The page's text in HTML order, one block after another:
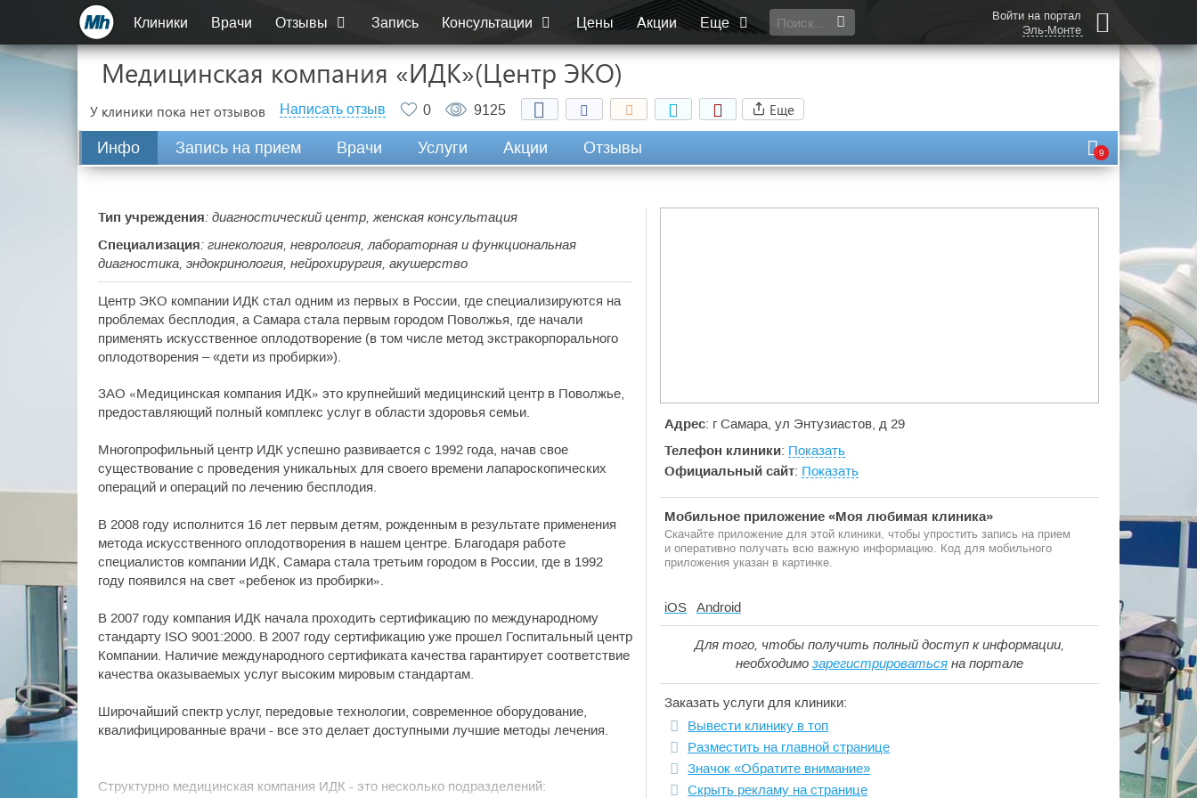
Клиники Врачи Отзывы Запись Консультации Цены Акции Еще
Войти на портал
Эль-Монте
Медицинская компания «ИДК»(Центр ЭКО)
У клиники пока нет отзывов Написать отзыв 0 9125 Еще
Инфо Запись на прием Врачи Услуги Акции Отзывы 9
Адрес: г Самара, ул Энтузиастов, д 29
Телефон клиники: Показать
Официальный сайт: Показать
Мобильное приложение «Моя любимая клиника»
Скачайте приложение для этой клиники, чтобы упростить запись на прием
и оперативно получать всю важную информацию. Код для мобильного
приложения указан в картинке.
iOS Android
Для того, чтобы получить полный доступ к информации,
необходимо зарегистрироваться на портале
Заказать услуги для клиники:
Вывести клинику в топ
Разместить на главной странице
Значок «Обратите внимание»
Скрыть рекламу на странице
Тип учреждения: диагностический центр, женская консультация
Специализация: гинекология, неврология, лабораторная и функциональная
диагностика, эндокринология, нейрохирургия, акушерство
Центр ЭКО компании ИДК стал одним из первых в России, где специализируются на
проблемах бесплодия, а Самара стала первым городом Поволжья, где начали
применять искусственное оплодотворение (в том числе метод экстракорпорального
оплодотворения – «дети из пробирки»).
ЗАО «Медицинская компания ИДК» это крупнейший медицинский центр в Поволжье,
предоставляющий полный комплекс услуг в области здоровья семьи.
Многопрофильный центр ИДК успешно развивается с 1992 года, начав свое
существование с проведения уникальных для своего времени лапароскопических
операций и операций по лечению бесплодия.
В 2008 году исполнится 16 лет первым детям, рожденным в результате применения
метода искусственного оплодотворения в нашем центре. Благодаря работе
специалистов компании ИДК, Самара стала третьим городом в России, где в 1992
году появился на свет «ребенок из пробирки».
В 2007 году компания ИДК начала проходить сертификацию по международному
стандарту ISO 9001:2000. В 2007 году сертификацию уже прошел Госпитальный центр
Компании. Наличие международного сертификата качества гарантирует соответствие
качества оказываемых услуг высоким мировым стандартам.
Широчайший спектр услуг, передовые технологии, современное оборудование,
квалифицированные врачи - все это делает доступными лучшие методы лечения.
Структурно медицинская компания ИДК - это несколько подразделений: